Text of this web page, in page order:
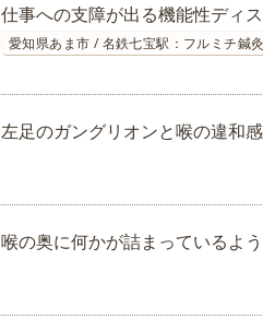
仕事への支障が出る機能性ディ
愛知県あま市 / 名鉄七宝駅：フルミチ鍼
左足のガングリオンと喉の違和
喉の奥に何かが詰まっているよ